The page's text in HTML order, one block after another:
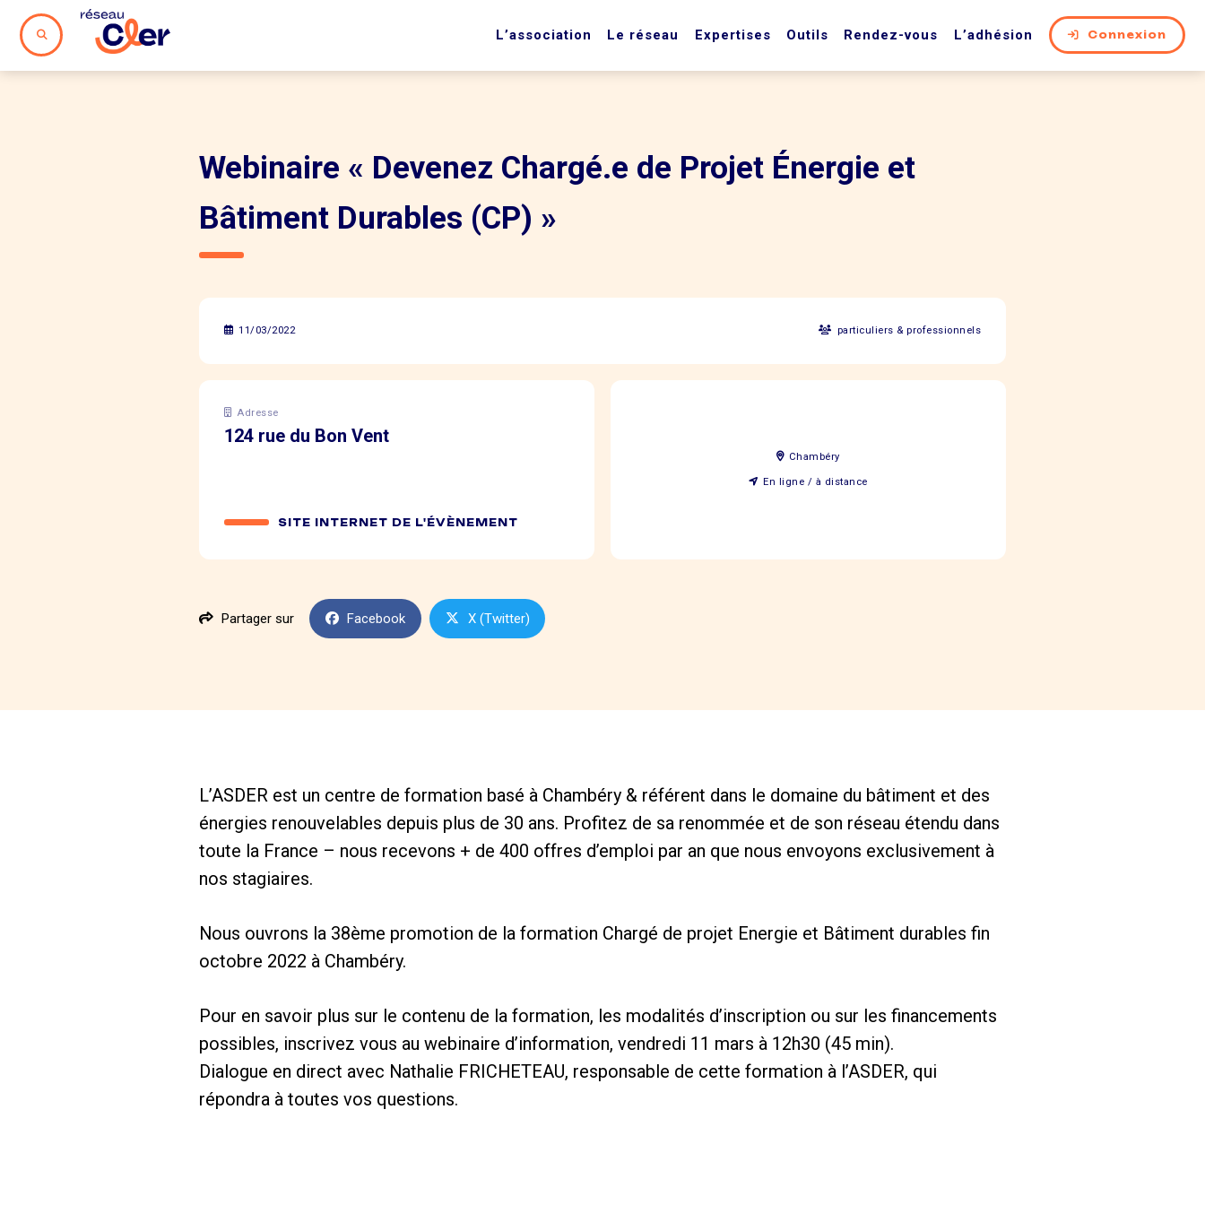
L’association Le réseau Expertises Outils Rendez-vous L’adhésion Connexion
Webinaire « Devenez Chargé.e de Projet Énergie et
Bâtiment Durables (CP) »
11/03/2022 particuliers & professionnels
Adresse
124 rue du Bon Vent
SITE INTERNET DE L'ÉVÈNEMENT
Chambéry
En ligne / à distance
Partager sur Facebook X (Twitter)
L’ASDER est un centre de formation basé à Chambéry & référent dans le domaine du bâtiment et des
énergies renouvelables depuis plus de 30 ans. Profitez de sa renommée et de son réseau étendu dans
toute la France – nous recevons + de 400 offres d’emploi par an que nous envoyons exclusivement à
nos stagiaires.
Nous ouvrons la 38ème promotion de la formation Chargé de projet Energie et Bâtiment durables fin
octobre 2022 à Chambéry.
Pour en savoir plus sur le contenu de la formation, les modalités d’inscription ou sur les financements
possibles, inscrivez vous au webinaire d’information, vendredi 11 mars à 12h30 (45 min).
Dialogue en direct avec Nathalie FRICHETEAU, responsable de cette formation à l’ASDER, qui
répondra à toutes vos questions.